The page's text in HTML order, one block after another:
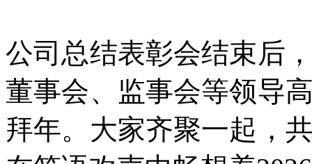
公司总结表彰会结束后
董事会、监事会等领导
拜年。大家齐聚一起，